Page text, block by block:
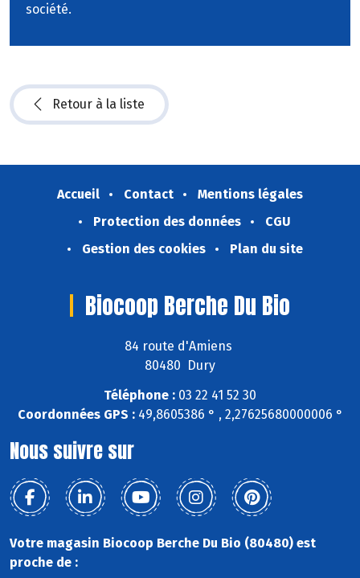
société.
Retour à la liste
Accueil Contact
Mentions légales
Protection des données
CGU
Gestion des cookies
Plan du site
Biocoop Berche Du Bio
84 route d'Amiens
80480 Dury
Téléphone : 03 22 41 52 30
Coordonnées GPS :49,8605386 ° , 2,27625680000006 °
Nous suivre sur
Votre magasin Biocoop Berche Du Bio (80480) est
proche de :